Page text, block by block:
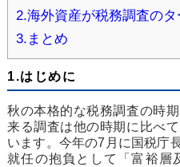
2.海外資産が税務調査のタ
3.まとめ
1.はじめに
秋の本格的な税務調査の時
来る調査は他の時期に比べ
います。今年の7月に国税庁
就任の抱負として「富裕層